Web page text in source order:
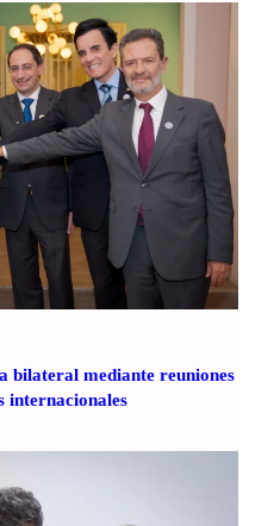
bilateral mediante reuniones
internacionales